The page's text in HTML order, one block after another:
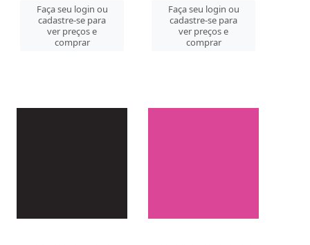
Faça seu login ou
cadastre-se para
ver preços e
comprar
Faça seu login ou
cadastre-se para
ver preços e
comprar